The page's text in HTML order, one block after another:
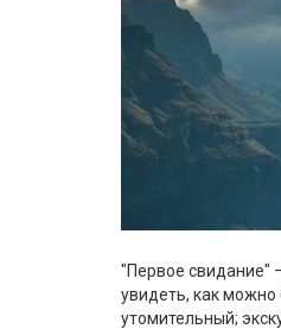
"Первое свидание"
увидеть, как
утомительный;